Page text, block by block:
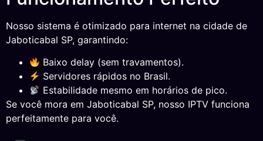
Nosso sistema é otimizado para internet na cidade de
Jaboticabal SP, garantindo:
Baixo delay (sem travamentos).
Servidores rápidos no Brasil.
Estabilidade mesmo em horários de pico.
Se você mora em Jaboticabal SP, nosso IPTV funciona
perfeitamente para você.